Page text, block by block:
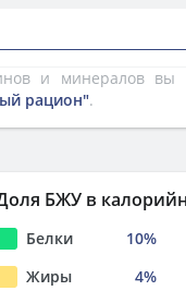
и минералов
рацион".
БЖУ в
Белки 10%
Жиры
4%